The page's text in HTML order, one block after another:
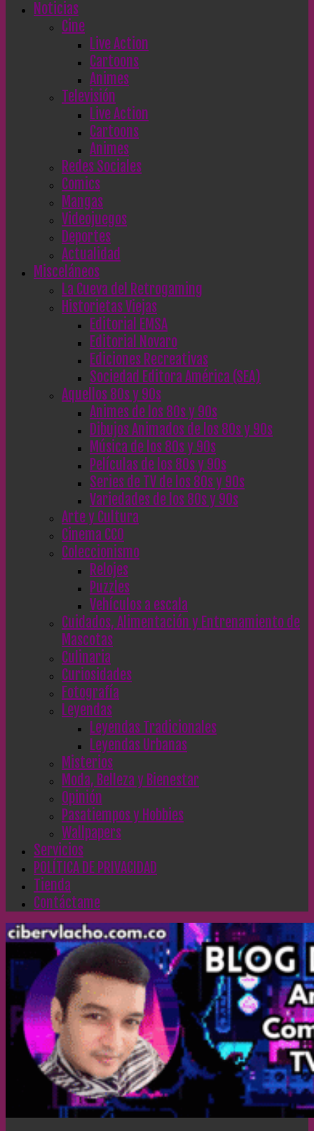
Noticias
Cine
Live Action
Cartoons
Animes
Televisión
Live Action
Cartoons
Animes
Redes Sociales
Comics
Mangas
Videojuegos
Deportes
Actualidad
Misceláneos
La Cueva del Retrogaming
Historietas Viejas
Editorial EMSA
Editorial Novaro
Ediciones Recreativas
Sociedad Editora América (SEA)
Aquellos 80s y 90s
Animes de los 80s y 90s
Dibujos Animados de los 80s y 90s
Música de los 80s y 90s
Películas de los 80s y 90s
Series de TV de los 80s y 90s
Variedades de los 80s y 90s
Arte y Cultura
Cinema CC0
Coleccionismo
Relojes
Puzzles
Vehículos a escala
Cuidados, Alimentación y Entrenamiento de
Mascotas
Culinaria
Curiosidades
Fotografía
Leyendas
Leyendas Tradicionales
Leyendas Urbanas
Misterios
Moda, Belleza y Bienestar
Opinión
Pasatiempos y Hobbies
Wallpapers
Servicios
POLÍTICA DE PRIVACIDAD
Tienda
Contáctame